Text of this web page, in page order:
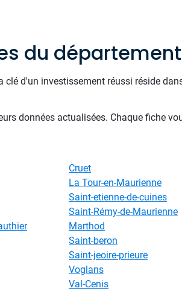
du département
d'un investissement réussi réside
données actualisées. Chaque fiche
Cruet
La Tour-en-Maurienne
Saint-etienne-de-cuines
Saint-Rémy-de-Maurienne
Marthod
Saint-beron
Saint-jeoire-prieure
Voglans
Val-Cenis